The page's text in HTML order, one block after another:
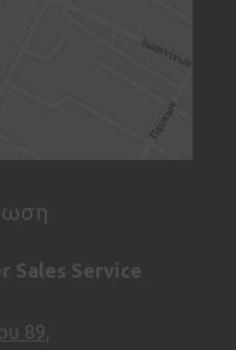
Sales Service
89,